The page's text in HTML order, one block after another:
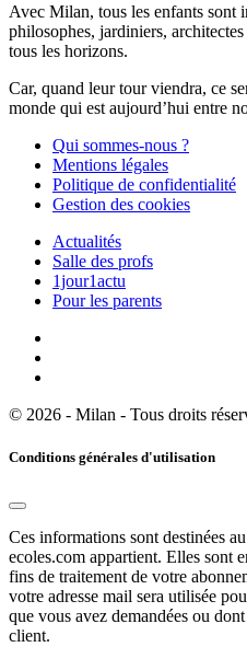
Avec Milan, tous les enfants sont
philosophes, jardiniers,
tous les horizons.
Car, quand leur tour viendra, ce
monde qui est aujourd’hui entre
Qui sommes-nous ?
Mentions légales
Politique de confidentialité
Gestion des cookies
Actualités
Salle des profs
1jour1actu
Pour les parents
© 2026 - Milan - Tous droits
Conditions générales d'utilisation
Ces informations sont destinées
ecoles.com appartient. Elles sont
fins de traitement de votre
votre adresse mail sera utilisée
que vous avez demandées ou
client.